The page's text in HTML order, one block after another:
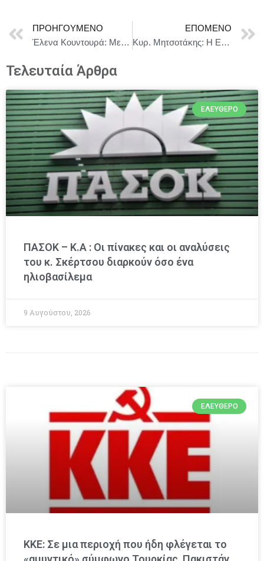
ΠΡΟΗΓΟΎΜΕΝΟ
Έλενα Κουντουρά: Με 7 νέες ερωτήσεις στην Κομισιόν και επιστολή στον Επίτροπο Φίττο διεκδικεί τα μπουν τα νησιά στον πυρήνα της ευρωπαϊκής ανταγωνιστικότητας
ΕΠΌΜΕΝΟ
Κυρ. Μητσοτάκης: Η Ελλάδα έχει αφήσει οριστικά πίσω της την περίοδο της κρίσης και έχει εισέλθει σε τροχιά σταθερής ανάπτυξης
Τελευταία Άρθρα
ΕΛΕΎΘΕΡΟ
ΠΑΣΟΚ – Κ.Α : Οι πίνακες και οι αναλύσεις
του κ. Σκέρτσου διαρκούν όσο ένα
ηλιοβασίλεμα
9 Αυγούστου, 2026
ΕΛΕΎΘΕΡΟ
ΚΚΕ: Σε μια περιοχή που ήδη φλέγεται το